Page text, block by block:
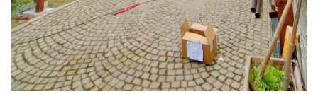
STRUTTURA CAMPER